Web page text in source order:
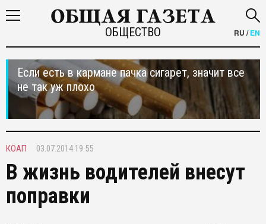
ОБЩЕСТВО RU /EN
Если есть в кармане пачка сигарет, значит все
не так уж плохо
КОАП 03.07.2014 19:55
В жизнь водителей внесут
поправки